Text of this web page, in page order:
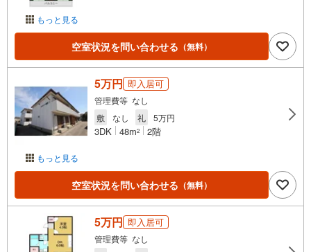
もっと見る
空室状況を問い合わせる （無料）
もっと見る
5万円 即入居可
管理費等 なし
敷
なし 礼 5万円
3DK 48m2 2階
空室状況を問い合わせる （無料）
5万円 即入居可
管理費等 なし